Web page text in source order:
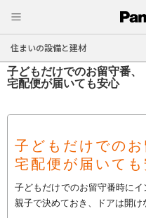
住まいの設備と建材
子どもだけでのお留守番、
宅配便が届いても安心
子どもだけでのお
宅配便が届いても
子どもだけでのお留守番時にイ
親子で決めておき、ドアは開け